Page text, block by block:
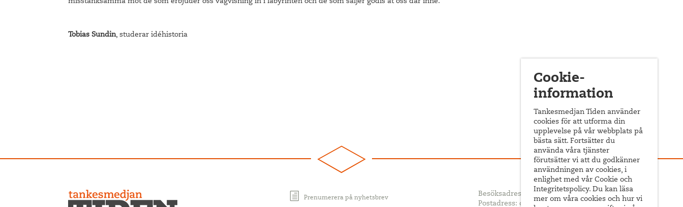
misstänksamma mot de som erbjuder oss vägvisning in i labyrinten och de som säljer godis åt oss där inne.
Tobias Sundin, studerar idéhistoria
Prenumerera på nyhetsbrev
Besöksadress: Sveavägen 68
Postadress: c/o ABF Box 522, 101 30
Cookie-
information
Tankesmedjan Tiden använder
cookies för att utforma din
upplevelse på vår webbplats på
bästa sätt. Fortsätter du
använda våra tjänster
förutsätter vi att du godkänner
användningen av cookies, i
enlighet med vår Cookie och
Integritetspolicy. Du kan läsa
mer om våra cookies och hur vi